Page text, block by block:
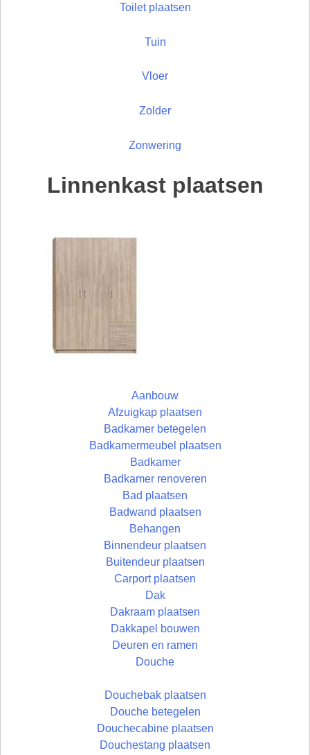
Toilet plaatsen
Tuin
Vloer
Zolder
Zonwering
Linnenkast plaatsen
Aanbouw
Afzuigkap plaatsen
Badkamer betegelen
Badkamermeubel plaatsen
Badkamer
Badkamer renoveren
Bad plaatsen
Badwand plaatsen
Behangen
Binnendeur plaatsen
Buitendeur plaatsen
Carport plaatsen
Dak
Dakraam plaatsen
Dakkapel bouwen
Deuren en ramen
Douche
Douchebak plaatsen
Douche betegelen
Douchecabine plaatsen
Douchestang plaatsen